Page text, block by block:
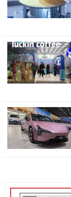
k